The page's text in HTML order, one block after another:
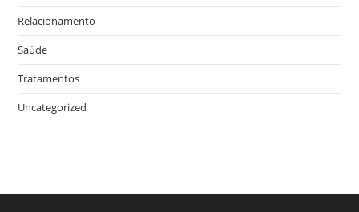
Relacionamento
Saúde
Tratamentos
Uncategorized